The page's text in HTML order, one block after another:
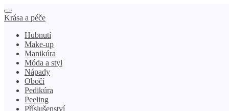
Krása a péče
Hubnutí
Make-up
Manikúra
Móda a styl
Nápady
Obočí
Pedikúra
Peeling
Příslušenství